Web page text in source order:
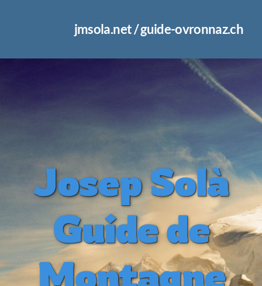
jmsola.net / guide-ovronnaz.ch
Josep Solà
Guide de
Montagne